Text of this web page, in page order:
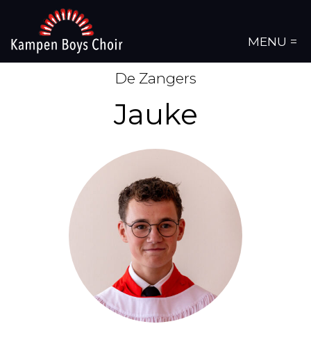
MENU =
De Zangers
Jauke